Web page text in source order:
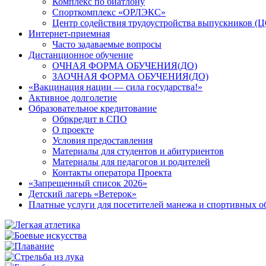
Спорткомплекс «ОРЛЭКС»
Центр содействия трудоустройства выпускников
Интернет-приемная
Часто задаваемые вопросы
Дистанционное обучение
ОЧНАЯ ФОРМА ОБУЧЕНИЯ(ДО)
ЗАОЧНАЯ ФОРМА ОБУЧЕНИЯ(ДО)
«Вакцинация нации — сила государства!»
Активное долголетие
Образовательное кредитование
Обркредит в СПО
О проекте
Условия предоставления
Материалы для студентов и абитуриентов
Материалы для педагогов и родителей
Контакты оператора Проекта
«Запрещенный список 2026»
Детский лагерь «Ветерок»
Платные услуги для посетителей манежа и спортивных